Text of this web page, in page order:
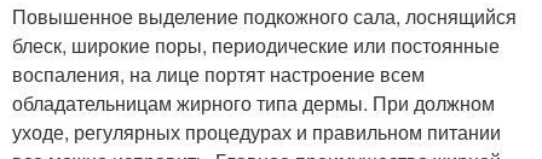
Повышенное выделение подкожного сала, лоснящийся
блеск, широкие поры, периодические или постоянные
воспаления, на лице портят настроение всем
обладательницам жирного типа дермы. При должном
уходе, регулярных процедурах и правильном питании